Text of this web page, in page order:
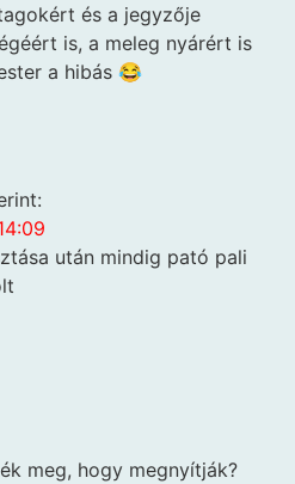
és a jegyzője
is, a meleg nyárért is
a hibás 😂
után mindig pató pali
meg, hogy megnyítják?